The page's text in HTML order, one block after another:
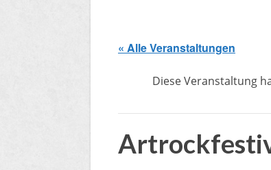
« Alle Veranstaltungen
Diese Veranstaltung